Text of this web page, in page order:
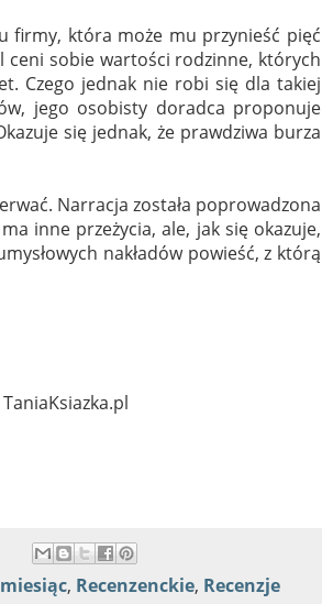
firmy, która może mu przynieść pięć
ceni sobie wartości rodzinne, których
Czego jednak nie robi się dla takiej
jego osobisty doradca proponuje
się jednak, że prawdziwa burza
Narracja została poprowadzona
inne przeżycia, ale, jak się okazuje,
nakładów powieść, z którą
, Recenzenckie, Recenzje